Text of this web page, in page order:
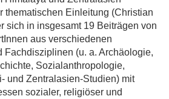
thematischen Einleitung (Christian
sich in insgesamt 19 Beiträgen von
aus verschiedenen
Fachdisziplinen (u. a. Archäologie,
Sozialanthropologie,
und Zentralasien-Studien) mit
sozialer, religiöser und